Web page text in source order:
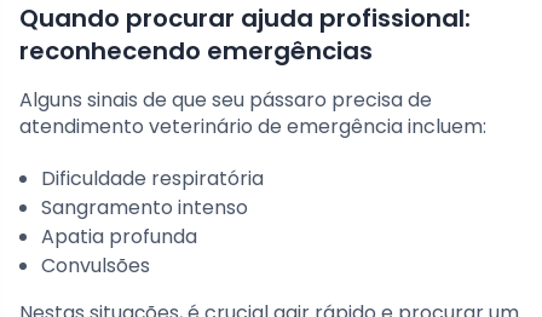
Quando procurar ajuda profissional:
reconhecendo emergências
Alguns sinais de que seu pássaro precisa de
atendimento veterinário de emergência incluem:
Dificuldade respiratória
Sangramento intenso
Apatia profunda
Convulsões